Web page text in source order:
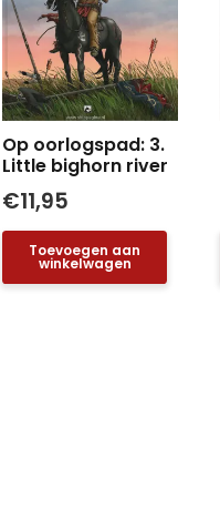
Op oorlogspad: 3.
Little bighorn river
€11,95
Toevoegen aan
winkelwagen